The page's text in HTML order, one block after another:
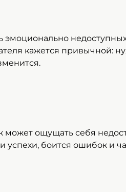
эмоционально
кажется привычной:
ощущать себя
успехи, боится ошибок и